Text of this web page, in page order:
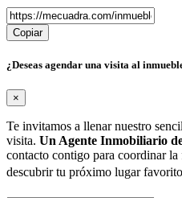
Copiar
¿Deseas agendar una visita al
×
Te invitamos a llenar nuestro
visita. Un Agente Inmobiliario
contacto contigo para coordinar
descubrir tu próximo lugar